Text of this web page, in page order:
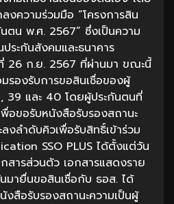
ความร่วมมือ “โครงการสิน
ตน พ.ศ. 2567” ซึ่งเป็นความ
ระกันสังคมและธนาคาร
ที่ 26 ก.ย. 2567 ที่ผ่านมา ขณะนี้
รองรับการขอสินเชื่อของผู้
39 และ 40 โดยผู้ประกันตนที่
พื่อขอรับหนังสือรับรองสถานะ
งลำดับคิวเพื่อรับสิทธิ์เข้าร่วม
SSO PLUS ได้ตั้งแต่วัน
สารส่วนตัว เอกสารแสดงราย
มายื่นขอสินเชื่อกับ ธอส. ได้
นังสือรับรองสถานะความเป็นผู้